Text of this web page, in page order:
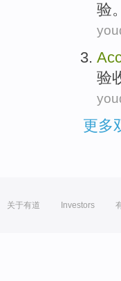
验。
验
更多
关于有道 Investors